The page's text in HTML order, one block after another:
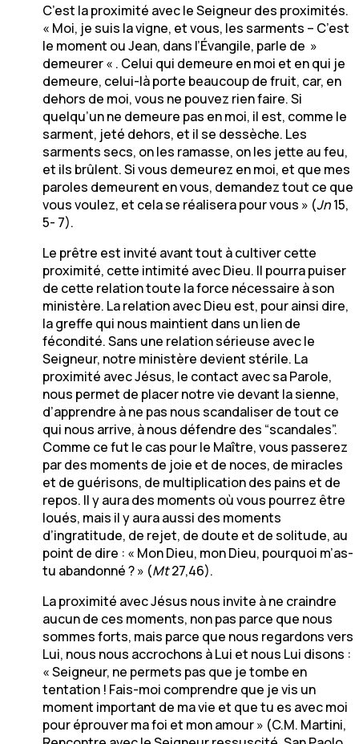
C’est la proximité avec le Seigneur des proximités.
« Moi, je suis la vigne, et vous, les sarments – C’est
le moment ou Jean, dans l’Évangile, parle de »
demeurer « . Celui qui demeure en moi et en qui je
demeure, celui-là porte beaucoup de fruit, car, en
dehors de moi, vous ne pouvez rien faire. Si
quelqu’un ne demeure pas en moi, il est, comme le
sarment, jeté dehors, et il se dessèche. Les
sarments secs, on les ramasse, on les jette au feu,
et ils brûlent. Si vous demeurez en moi, et que mes
paroles demeurent en vous, demandez tout ce que
vous voulez, et cela se réalisera pour vous » (Jn15,
5- 7).
Le prêtre est invité avant tout à cultiver cette
proximité, cette intimité avec Dieu. Il pourra puiser
de cette relation toute la force nécessaire à son
ministère. La relation avec Dieu est, pour ainsi dire,
la greffe qui nous maintient dans un lien de
fécondité. Sans une relation sérieuse avec le
Seigneur, notre ministère devient stérile. La
proximité avec Jésus, le contact avec sa Parole,
nous permet de placer notre vie devant la sienne,
d’apprendre à ne pas nous scandaliser de tout ce
qui nous arrive, à nous défendre des “scandales”.
Comme ce fut le cas pour le Maître, vous passerez
par des moments de joie et de noces, de miracles
et de guérisons, de multiplication des pains et de
repos. Il y aura des moments où vous pourrez être
loués, mais il y aura aussi des moments
d’ingratitude, de rejet, de doute et de solitude, au
point de dire : « Mon Dieu, mon Dieu, pourquoi m’as-
tu abandonné ? » (Mt27,46).
La proximité avec Jésus nous invite à ne craindre
aucun de ces moments, non pas parce que nous
sommes forts, mais parce que nous regardons vers
Lui, nous nous accrochons à Lui et nous Lui disons :
« Seigneur, ne permets pas que je tombe en
tentation ! Fais-moi comprendre que je vis un
moment important de ma vie et que tu es avec moi
pour éprouver ma foi et mon amour » (C.M. Martini,